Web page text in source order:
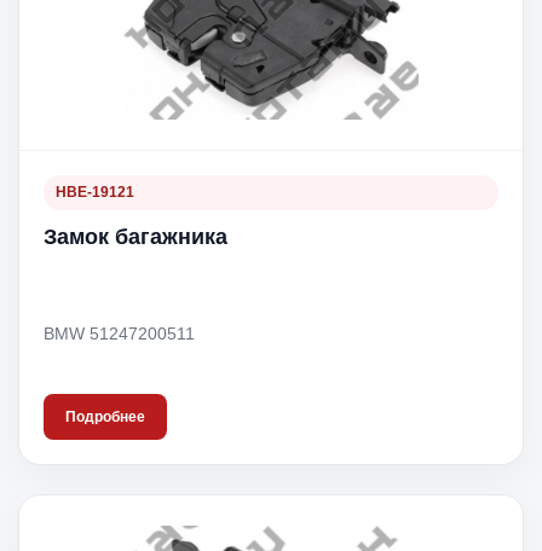
HBE-19121
Замок багажника
BMW 51247200511
Подробнее